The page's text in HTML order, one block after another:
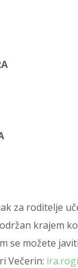
za roditelje
krajem
se možete
Večerin: